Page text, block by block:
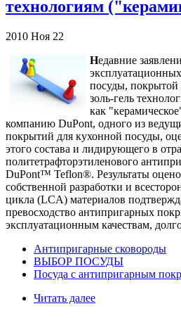
технологиям
2010 Ноя 22
Недавние
посуды, покрытой
золь-гель
как
компанию DuPont, одного из
покрытий для кухонной посуды,
этого состава и лидирующего в
политетрафторэтиленового
DuPont™ Teflon®. Результаты
собственной разработки и
цикла (LCA) материалов
превосходство антипригарных
эксплуатационным качествам,
Антипригарные сковороды
ВЫБОР ПОСУДЫ
Посуда с антипригарным
Читать далее